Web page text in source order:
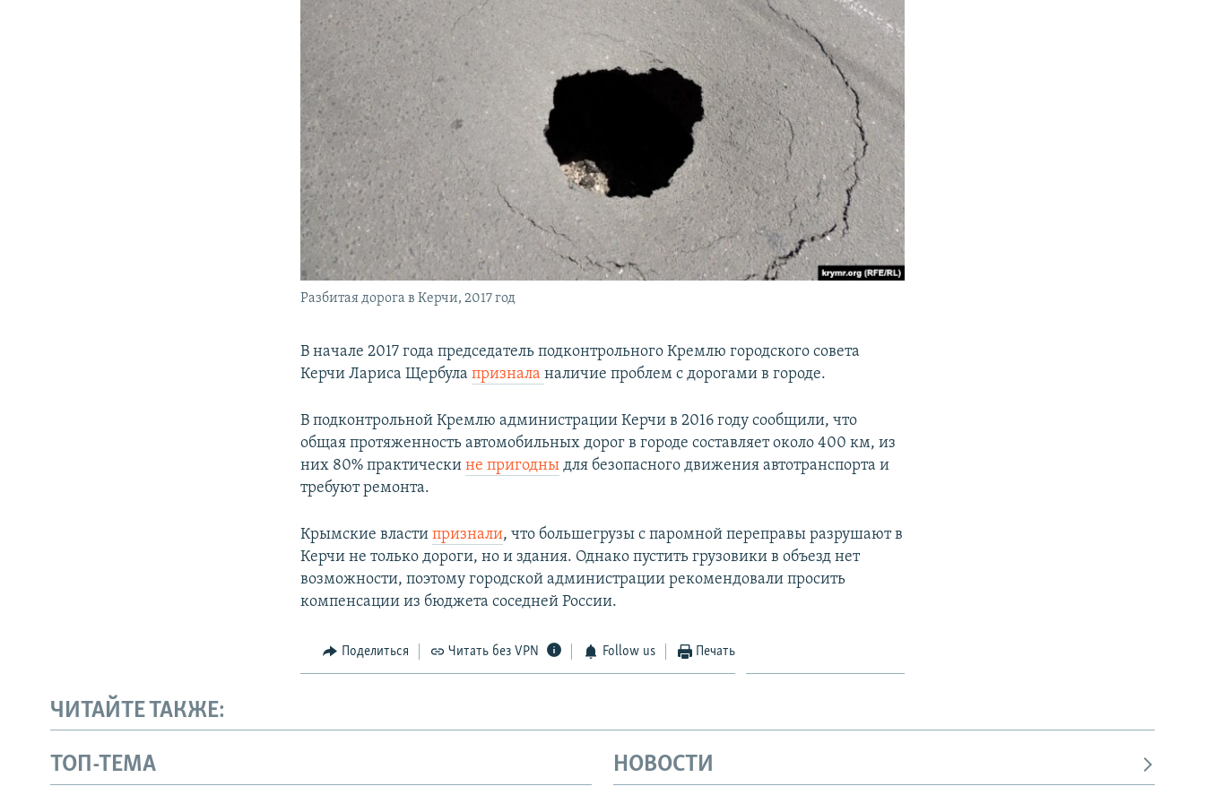
Разбитая дорога в Керчи, 2017 год
В начале 2017 года председатель подконтрольного Кремлю городского совета
Керчи Лариса Щербулапризналаналичие проблем с дорогами в городе.
В подконтрольной Кремлю администрации Керчи в 2016 году сообщили, что
общая протяженность автомобильных дорог в городе составляет около 400 км, из
них 80% практическине пригодны для безопасного движения автотранспорта и
требуют ремонта.
Крымские властипризнали, что большегрузы с паромной переправы разрушают в
Керчи не только дороги, но и здания. Однако пустить грузовики в объезд нет
возможности, поэтому городской администрации рекомендовали просить
компенсации из бюджета соседней России.
Поделиться Читать без VPN Follow us Печать
ЧИТАЙТЕ ТАКЖЕ:
ТОП-ТЕМА НОВОСТИ